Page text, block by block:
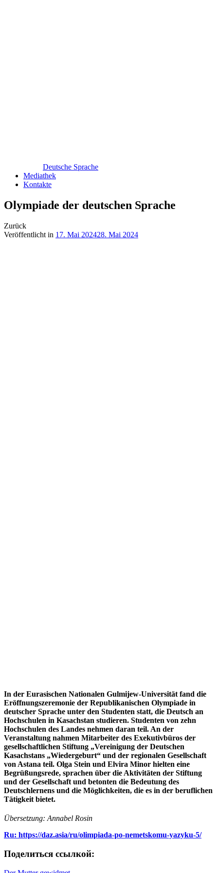
Deutsche Sprache
Mediathek
Kontakte
Olympiade der deutschen Sprache
Zurück
Veröffentlicht in 17. Mai 202428. Mai 2024
In der Eurasischen Nationalen Gulmijew-Universität fand die
Eröffnungszeremonie der Republikanischen Olympiade in
deutscher Sprache unter den Studenten statt, die Deutsch an
Hochschulen in Kasachstan studieren. Studenten von zehn
Hochschulen des Landes nehmen daran teil. An der
Veranstaltung nahmen Mitarbeiter des Exekutivbüros der
gesellschaftlichen Stiftung „Vereinigung der Deutschen
Kasachstans „Wiedergeburt“ und der regionalen Gesellschaft
von Astana teil. Olga Stein und Elvira Minor hielten eine
Begrüßungsrede, sprachen über die Aktivitäten der Stiftung
und der Gesellschaft und betonten die Bedeutung des
Deutschlernens und die Möglichkeiten, die es in der beruflichen
Tätigkeit bietet.
Übersetzung: Annabel Rosin
Ru: https://daz.asia/ru/olimpiada-po-nemetskomu-yazyku-5/
Поделиться ссылкой: